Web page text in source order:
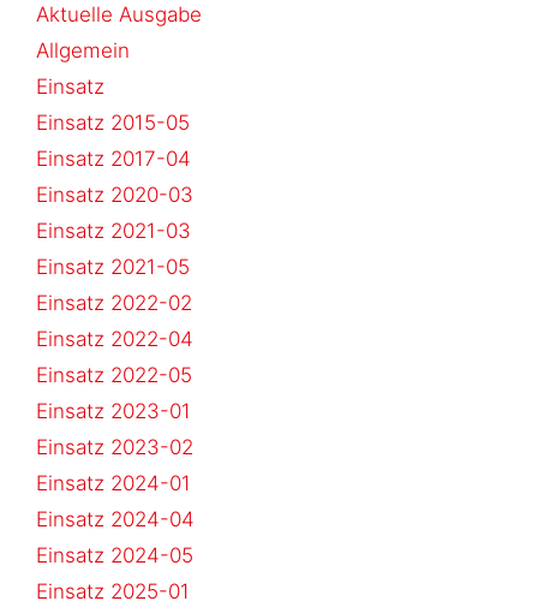
Aktuelle Ausgabe
Allgemein
Einsatz
Einsatz 2015-05
Einsatz 2017-04
Einsatz 2020-03
Einsatz 2021-03
Einsatz 2021-05
Einsatz 2022-02
Einsatz 2022-04
Einsatz 2022-05
Einsatz 2023-01
Einsatz 2023-02
Einsatz 2024-01
Einsatz 2024-04
Einsatz 2024-05
Einsatz 2025-01